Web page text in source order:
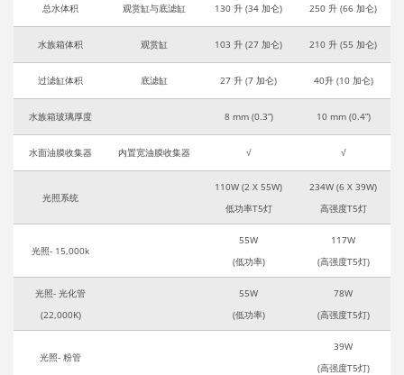
总水体积 观赏缸与底滤缸 130 升 (34 加仑) 250 升 (66 加仑)
水族箱体积 观赏缸 103 升 (27 加仑) 210 升 (55 加仑)
过滤缸体积 底滤缸 27 升 (7 加仑) 40升 (10 加仑)
水族箱玻璃厚度 8 mm (0.3”) 10 mm (0.4”)
水面油膜收集器 内置宽油膜收集器 √ √
光照系统
110W (2 X 55W)
低功率T5灯
234W (6 X 39W)
高强度T5灯
光照- 15,000k
55W
(低功率)
117W
(高强度T5灯)
光照- 光化管
(22,000K)
55W
(低功率)
78W
(高强度T5灯)
光照- 粉管
39W
(高强度T5灯)